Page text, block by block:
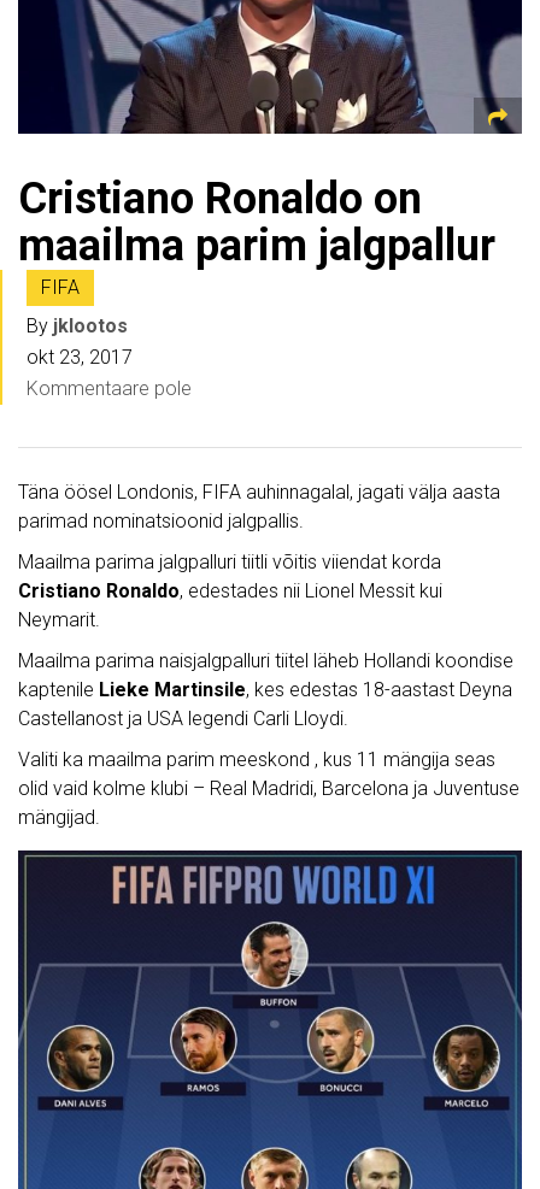
Cristiano Ronaldo on
maailma parim jalgpallur
FIFA
By jklootos
okt 23, 2017
Kommentaare pole
Täna öösel Londonis, FIFA auhinnagalal, jagati välja aasta
parimad nominatsioonid jalgpallis.
Maailma parima jalgpalluri tiitli võitis viiendat korda
Cristiano Ronaldo, edestades nii Lionel Messit kui
Neymarit.
Maailma parima naisjalgpalluri tiitel läheb Hollandi koondise
kaptenile Lieke Martinsile, kes edestas 18-aastast Deyna
Castellanost ja USA legendi Carli Lloydi.
Valiti ka maailma parim meeskond , kus 11 mängija seas
olid vaid kolme klubi – Real Madridi, Barcelona ja Juventuse
mängijad.